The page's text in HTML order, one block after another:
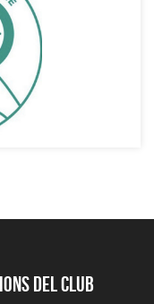
del club